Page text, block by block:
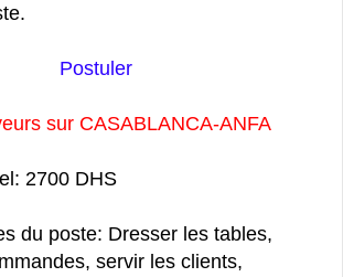
Postuler
sur CASABLANCA-ANFA
2700 DHS
du poste: Dresser les tables,
servir les clients,